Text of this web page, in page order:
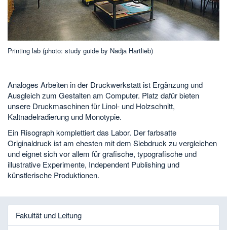
Printing lab (photo: study guide by Nadja Hartlieb)
Analoges Arbeiten in der Druckwerkstatt ist Ergänzung und
Ausgleich zum Gestalten am Computer. Platz dafür bieten
unsere Druckmaschinen für Linol- und Holzschnitt,
Kaltnadelradierung und Monotypie.
Ein Risograph komplettiert das Labor. Der farbsatte
Originaldruck ist am ehesten mit dem Siebdruck zu vergleichen
und eignet sich vor allem für grafische, typografische und
illustrative Experimente, Independent Publishing und
künstlerische Produktionen.
Fakultät und Leitung